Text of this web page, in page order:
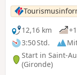
12,16 km
3:50 Std.
Start in Saint-
(Gironde)